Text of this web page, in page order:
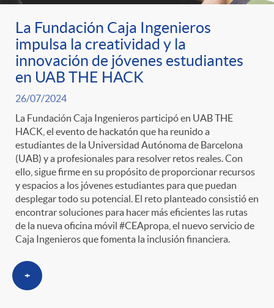
t
r
o
C
a
t
e
t
e
n
i
d
o
s
La Fundación Caja Ingenieros
impulsa la creatividad y la
innovación de jóvenes estudiantes
en UAB THE HACK
26/07/2024
La Fundación Caja Ingenieros participó en UAB THE
HACK, el evento de hackatón que ha reunido a
estudiantes de la Universidad Autónoma de Barcelona
(UAB) y a profesionales para resolver retos reales. Con
ello, sigue firme en su propósito de proporcionar recursos
y espacios a los jóvenes estudiantes para que puedan
desplegar todo su potencial. El reto planteado consistió en
encontrar soluciones para hacer más eficientes las rutas
de la nueva oficina móvil #CEApropa, el nuevo servicio de
Caja Ingenieros que fomenta la inclusión financiera.
+